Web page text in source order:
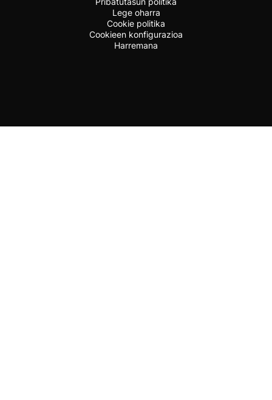
Lege oharra
Cookie politika
Cookieen konfigurazioa
Harremana